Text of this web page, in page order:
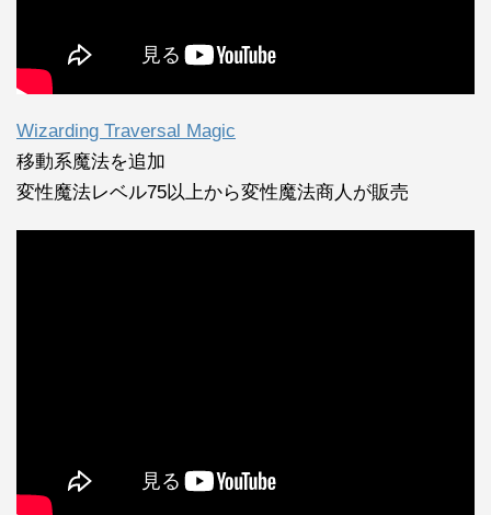
Wizarding Traversal Magic
移動系魔法を追加
変性魔法レベル75以上から変性魔法商人が販売